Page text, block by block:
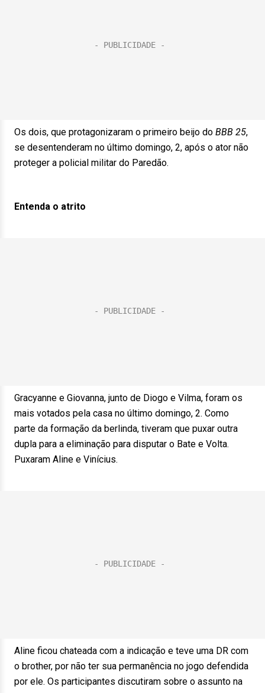
Os dois, que protagonizaram o primeiro beijo do BBB 25,
se desentenderam no último domingo, 2, após o ator não
proteger a policial militar do Paredão.
Entenda o atrito
Gracyanne e Giovanna, junto de Diogo e Vilma, foram os
mais votados pela casa no último domingo, 2. Como
parte da formação da berlinda, tiveram que puxar outra
dupla para a eliminação para disputar o Bate e Volta.
Puxaram Aline e Vinícius.
Aline ficou chateada com a indicação e teve uma DR com
o brother, por não ter sua permanência no jogo defendida
por ele. Os participantes discutiram sobre o assunto na